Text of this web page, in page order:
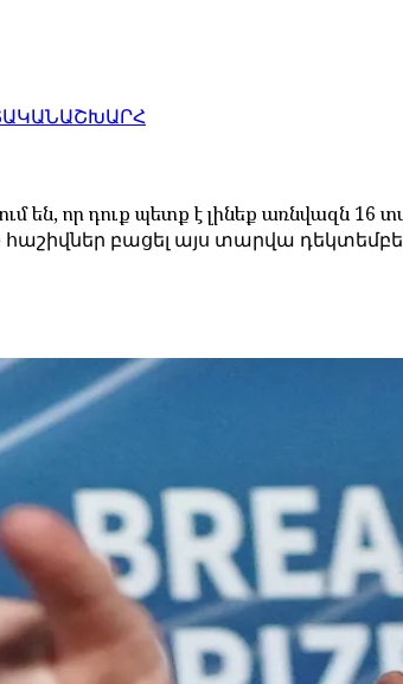
ԱՇԽԱՐՀ
են, որ դուք պետք է լինեք առնվազն 16
բացել այս տարվա